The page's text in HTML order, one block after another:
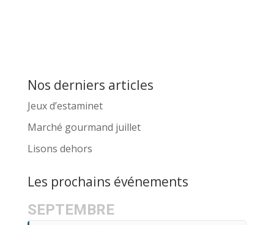
Nos derniers articles
Jeux d’estaminet
Marché gourmand juillet
Lisons dehors
Les prochains événements
SEPTEMBRE